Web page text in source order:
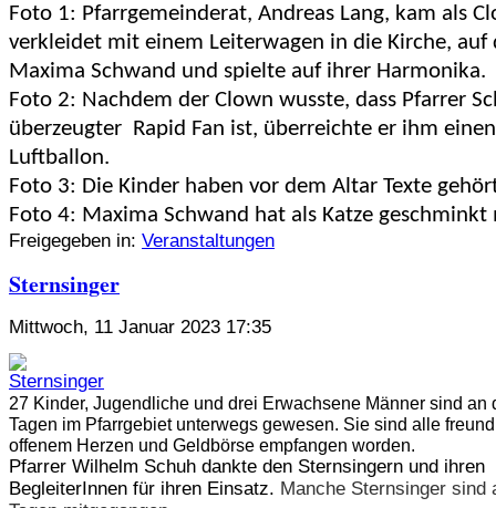
Foto 1: Pfarrgemeinderat, Andreas Lang, kam als
verkleidet mit einem Leiterwagen in die Kirche, auf
Maxima Schwand und spielte auf ihrer Harmonika.
Foto 2: Nachdem der Clown wusste, dass Pfarrer
überzeugter Rapid Fan ist, überreichte er ihm
Luftballon.
Foto 3: Die Kinder haben vor dem Altar Texte
Foto 4: Maxima Schwand hat als Katze
Freigegeben in: Veranstaltungen
Sternsinger
Mittwoch, 11 Januar 2023 17:35
27 Kinder, Jugendliche und drei Erwachsene Männer sind an
Tagen im Pfarrgebiet unterwegs gewesen. Sie sind alle
offenem Herzen und Geldbörse empfangen worden.
Pfarrer Wilhelm Schuh dankte den Sternsingern und ihren
BegleiterInnen für ihren Einsatz. Manche Sternsinger sind